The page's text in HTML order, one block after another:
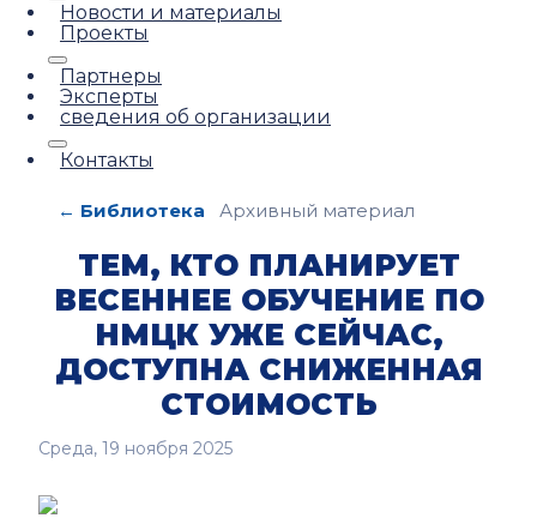
Новости и материалы
Проекты
Партнеры
Эксперты
сведения об организации
Контакты
← Библиотека Архивный материал
ТЕМ, КТО ПЛАНИРУЕТ
ВЕСЕННЕЕ ОБУЧЕНИЕ ПО
НМЦК УЖЕ СЕЙЧАС,
ДОСТУПНА СНИЖЕННАЯ
СТОИМОСТЬ
Среда, 19 ноября 2025